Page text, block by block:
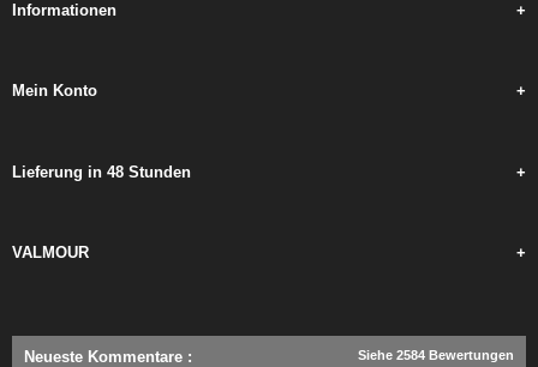
Informationen +
Mein Konto +
Lieferung in 48 Stunden +
VALMOUR +
Neueste Kommentare : Siehe 2584 Bewertungen